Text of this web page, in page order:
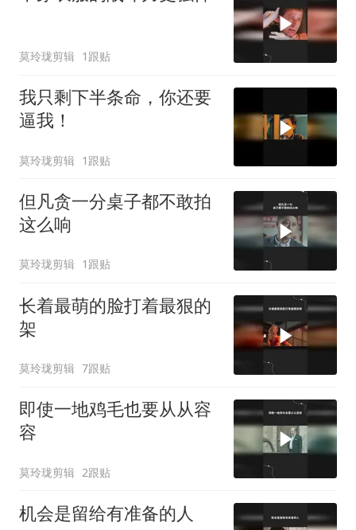
莫玲珑剪辑 1跟贴
我只剩下半条命，你还要
逼我！
莫玲珑剪辑 1跟贴
但凡贪一分桌子都不敢拍
这么响
莫玲珑剪辑 1跟贴
长着最萌的脸打着最狠的
架
莫玲珑剪辑 7跟贴
即使一地鸡毛也要从从容
容
莫玲珑剪辑 2跟贴
机会是留给有准备的人